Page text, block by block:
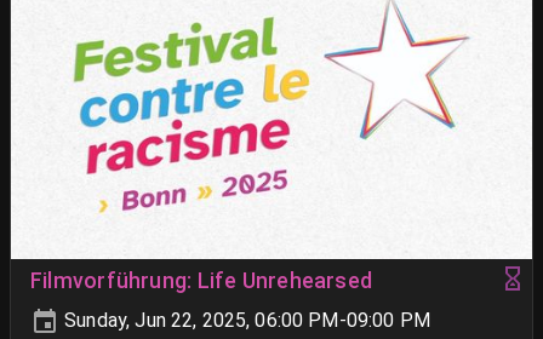
Filmvorführung: Life Unrehearsed
Sunday, Jun 22, 2025, 06:00 PM-09:00 PM